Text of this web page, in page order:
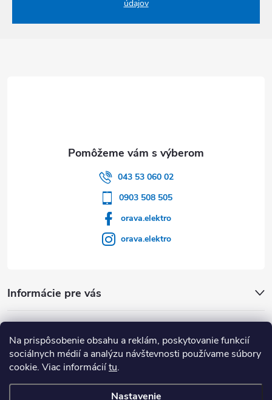
Na prispôsobenie obsahu a reklám, poskytovanie funkcií
sociálnych médií a analýzu návštevnosti používame súbory
cookie. Viac informáciítu.
Nastavenie
údajov
043 53 060 02
0903 508 505
orava.elektro
orava.elektro
Informácie pre vás